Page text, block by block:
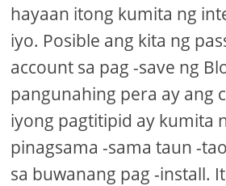
hayaan itong kumita ng
iyo. Posible ang kita ng
account sa pag -save ng
pangunahing pera ay ang
iyong pagtitipid ay kumita
pinagsama -sama taun -
sa buwanang pag -install.